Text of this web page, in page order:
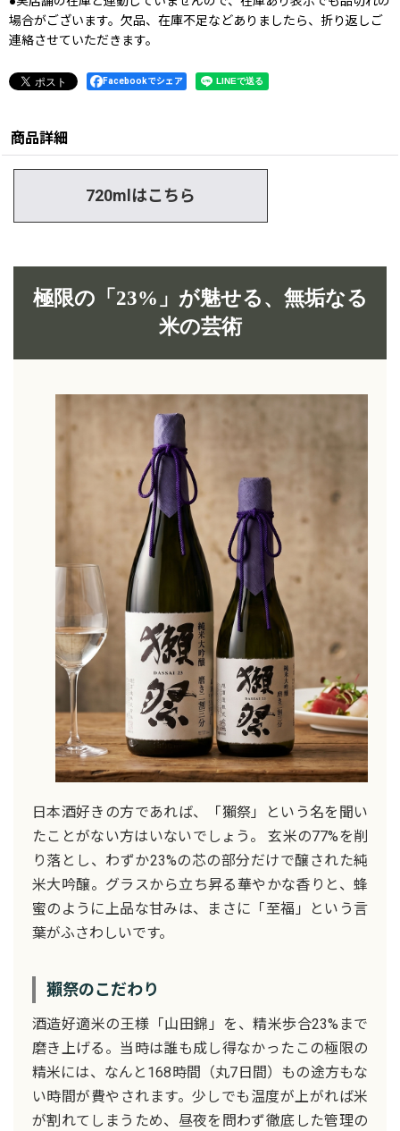
場合がございます。欠品、在庫不足などありましたら、折り返しご
連絡させていただきます。
Facebookでシェア
商品詳細
720mlはこちら
極限の「23%」が魅せる、無垢なる
米の芸術
日本酒好きの方であれば、「獺祭」という名を聞い
たことがない方はいないでしょう。 玄米の77%を削
り落とし、わずか23%の芯の部分だけで醸された純
米大吟醸。グラスから立ち昇る華やかな香りと、蜂
蜜のように上品な甘みは、まさに「至福」という言
葉がふさわしいです。
獺祭のこだわり
酒造好適米の王様「山田錦」を、精米歩合23%まで
磨き上げる。当時は誰も成し得なかったこの極限の
精米には、なんと168時間（丸7日間）もの途方もな
い時間が費やされます。少しでも温度が上がれば米
が割れてしまうため、昼夜を問わず徹底した管理の